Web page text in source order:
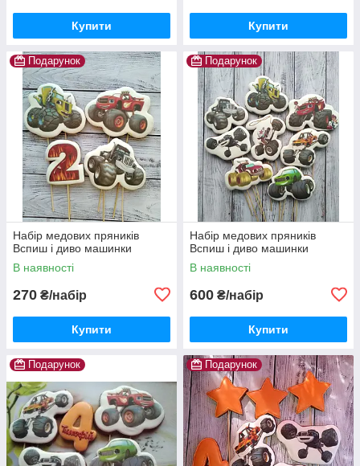
Купити Купити
Подарунок
Набір медових пряників
Вспиш і диво машинки
В наявності
270 ₴/набір
Купити
Подарунок
Набір медових пряників
Вспиш і диво машинки
В наявності
600 ₴/набір
Купити
Подарунок Подарунок